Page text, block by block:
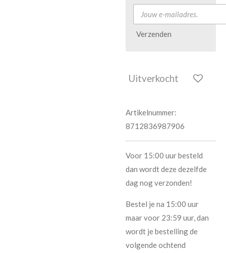
Verzenden
Uitverkocht
Artikelnummer:
8712836987906
Voor 15:00 uur besteld
dan wordt deze dezelfde
dag nog verzonden!
Bestel je na 15:00 uur
maar voor 23:59 uur, dan
wordt je bestelling de
volgende ochtend